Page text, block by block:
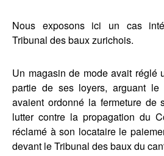
Nous exposons ici un cas
Tribunal des baux zurichois.
Un magasin de mode avait réglé
partie de ses loyers, arguant
avaient ordonné la fermeture de
lutter contre la propagation du
réclamé à son locataire le
devant le Tribunal des baux du